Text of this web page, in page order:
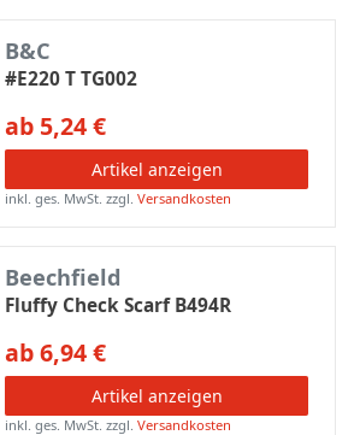
B&C
#E220 T TG002
ab 5,24 €
Artikel anzeigen
inkl. ges. MwSt. zzgl.Versandkosten
Beechfield
Fluffy Check Scarf B494R
ab 6,94 €
Artikel anzeigen
inkl. ges. MwSt. zzgl.Versandkosten